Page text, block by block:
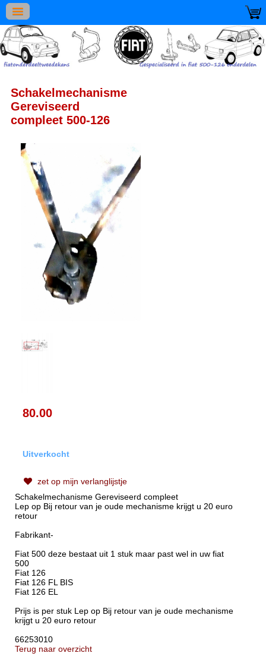
Schakelmechanisme
Gereviseerd
compleet 500-126
80.00
Uitverkocht
zet op mijn verlanglijstje
Schakelmechanisme Gereviseerd compleet
Lep op Bij retour van je oude mechanisme krijgt u 20 euro
retour
Fabrikant-
Fiat 500 deze bestaat uit 1 stuk maar past wel in uw fiat
500
Fiat 126
Fiat 126 FL BIS
Fiat 126 EL
Prijs is per stuk Lep op Bij retour van je oude mechanisme
krijgt u 20 euro retour
66253010
Terug naar overzicht